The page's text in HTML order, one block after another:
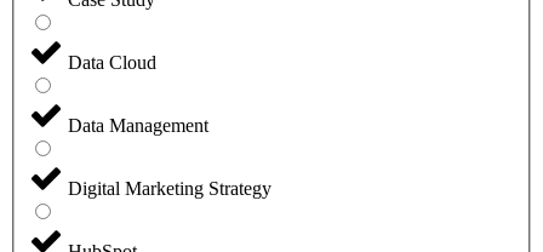
Data Cloud
Data Management
Digital Marketing Strategy